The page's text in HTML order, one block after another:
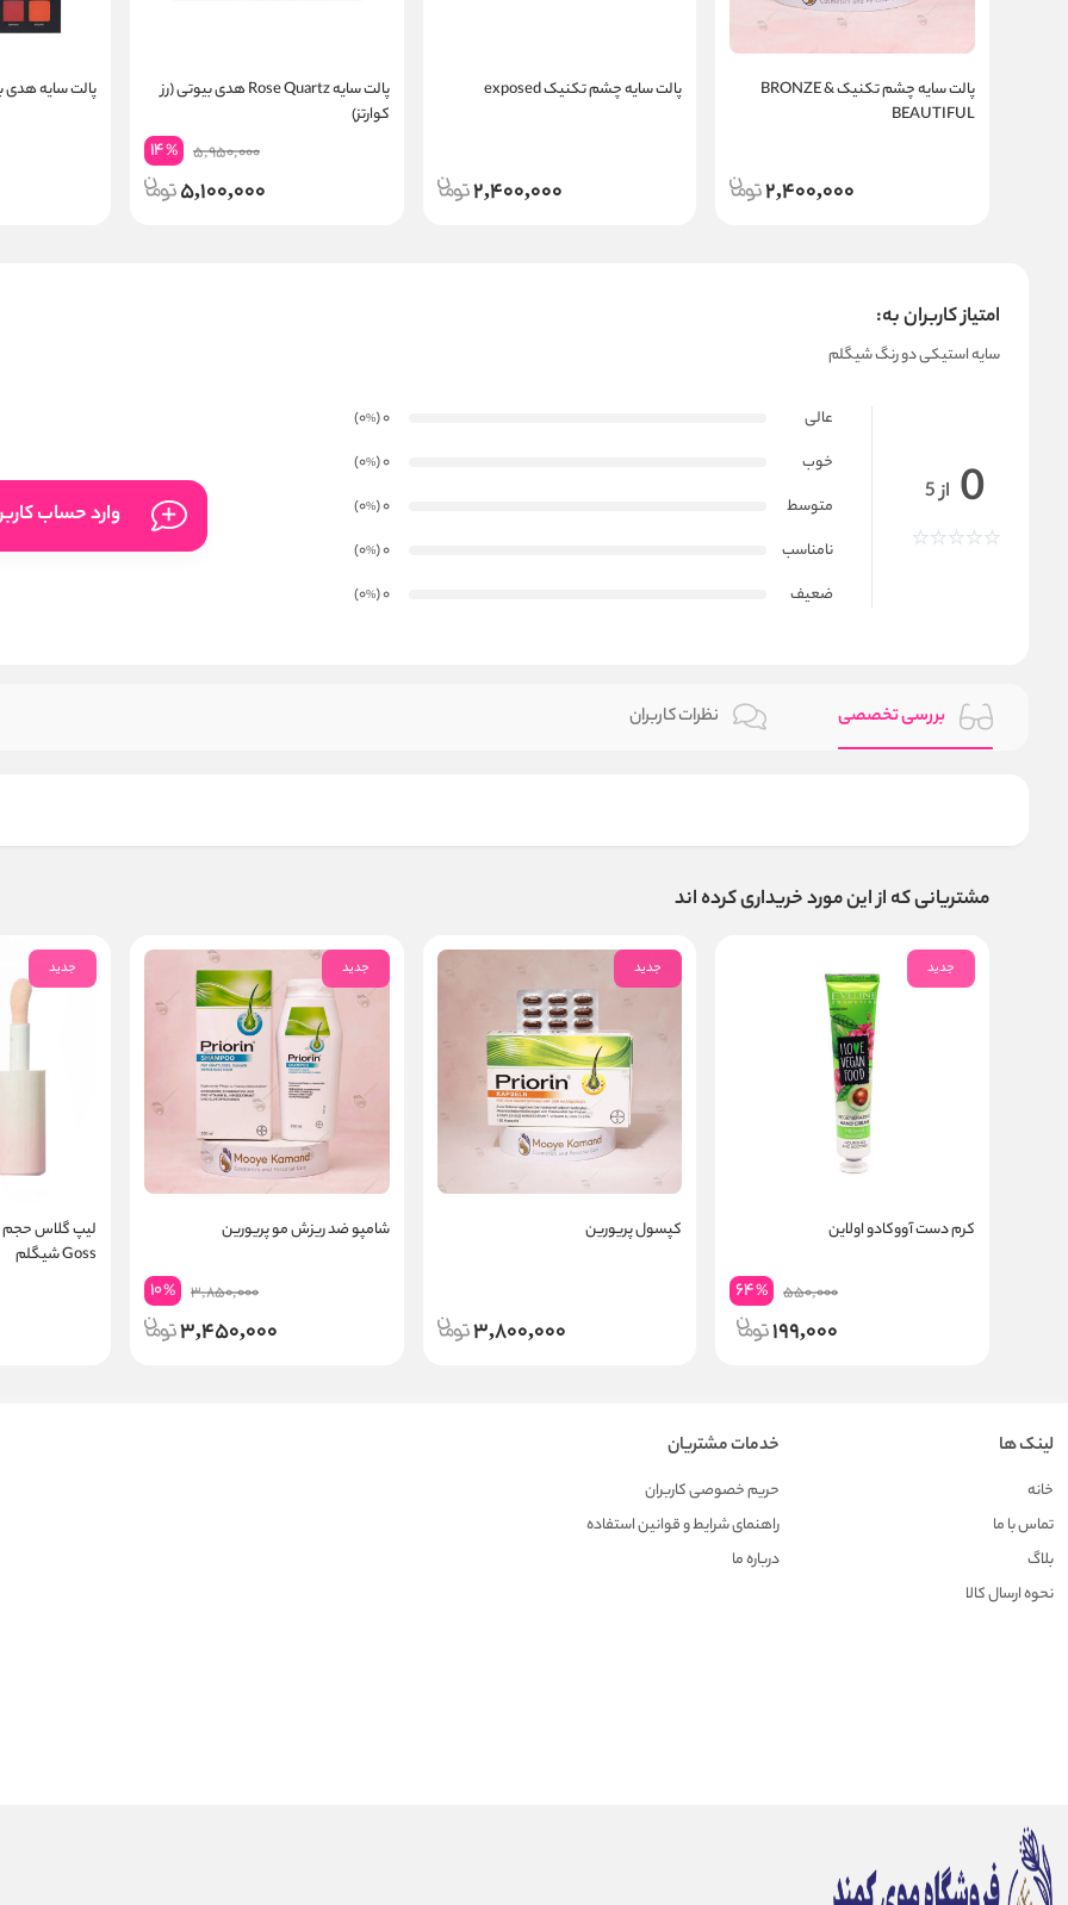
پالت سایه چشم تکنیک BRONZE &
BEAUTIFUL
2,400,000
پالت سایه چشم تکنیک exposed
2,400,000
پالت سایه Rose Quartz هدی بیوتی (رز
کوارتز)
5,950,000
14%
5,100,000
پالت سایه
امتیاز کاربران به:
سایه استیکی دو رنگ شیگلم
0 از 5
عالی 0
(0
%
)
خوب
0
(0
%
)
متوسط
0
(0
%
)
نامناسب
0
(0
%
)
ضعیف
0
(0
%
)
وارد حساب
بررسی تخصصی نظرات کاربران
مشتریانی که از این مورد خریداری کرده اند
جدید
کرم دست آووکادو اولاین
550,000
64%
199,000
جدید
کپسول پریورین
3,800,000
جدید
شامپو ضد ریزش مو پریورین
3,850,000
10%
3,450,000
جدید
Goss شیگلم
لینک ها
خانه
تماس با ما
بلاگ
نحوه ارسال کالا
خدمات مشتریان
حریم خصوصی کاربران
راهنمای شرایط و قوانین استفاده
درباره ما